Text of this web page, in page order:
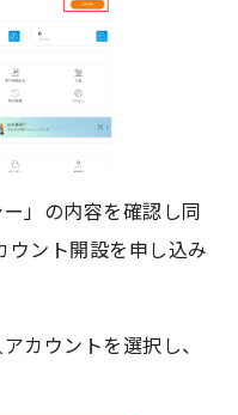
」の内容を確認し同
ウント開設を申し込み
カウントを選択し、